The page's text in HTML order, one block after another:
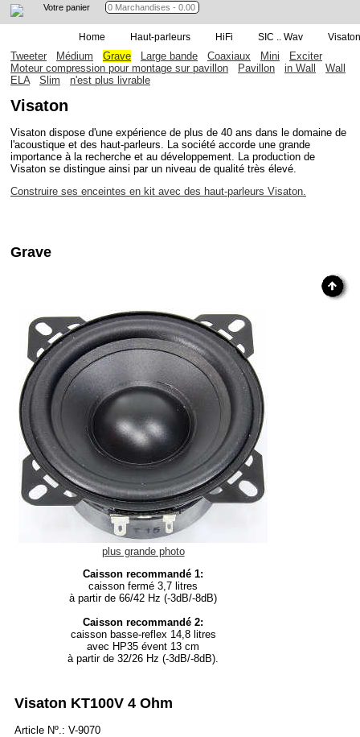
Votre panier
Home Haut-parleurs HiFi SIC .. Wav Visaton
Tweeter Médium Grave Large bande Coaxiaux Mini
Exciter
Moteur compression pour montage sur pavillon
Pavillon in Wall
Wall
ELA
Slim n'est plus livrable
Visaton
Visaton dispose d'une expérience de plus de 40 ans dans le domaine de
l'acoustique et des haut-parleurs. La société accorde une grande
importance à la recherche et au développement. La production de
Visaton se distingue ainsi par un niveau de qualité très élevé.
Construire ses enceintes en kit avec des haut-parleurs Visaton.
Grave
plus grande photo
Caisson recommandé 1:
caisson fermé 3,7 litres
à partir de 66/42 Hz (-3dB/-8dB)
Caisson recommandé 2:
caisson basse-reflex 14,8 litres
avec HP35 évent 13 cm
à partir de 32/26 Hz (-3dB/-8dB).
Visaton KT100V 4 Ohm
Article Nº.: V-9070